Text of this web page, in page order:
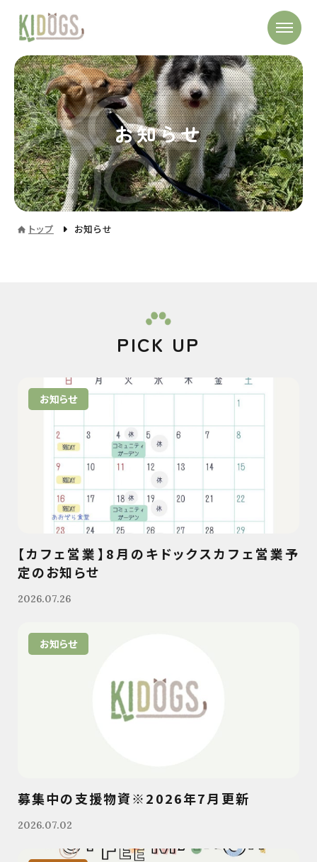
お知らせ
トップ お知らせ
PICK UP
お知らせ
【カフェ営業】8月のキドックスカフェ営業予
定のお知らせ
2026.07.26
お知らせ
募集中の支援物資※2026年7月更新
2026.07.02